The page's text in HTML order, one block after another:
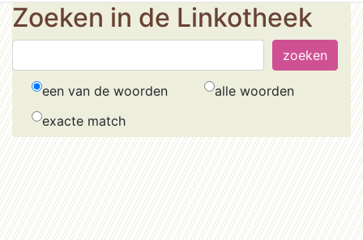
Zoeken in de Linkotheek
een van de woorden
alle woorden
exacte match